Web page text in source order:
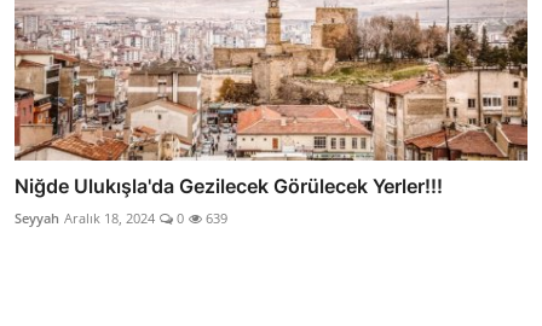
Niğde Ulukışla'da Gezilecek Görülecek Yerler!!!
Seyyah Aralık 18, 2024 0 639